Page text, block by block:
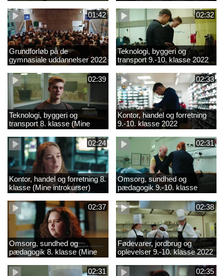
01:42
Grundforløb på de
gymnasiale uddannelser 2022
02:32
Teknologi, byggeri og
transport 9.-10. klasse 2022
02:39
Teknologi, byggeri og
transport 8. klasse (Mine
introkurser) 2022
02:33
Kontor, handel og forretning
9.-10. klasse 2022
02:24
Kontor, handel og forretning 8.
klasse (Mine introkurser)
2022
02:31
Omsorg, sundhed og
pædagogik 9.-10. klasse
2022
02:37
Omsorg, sundhed og
pædagogik 8. klasse (Mine
introkurser) 2022
02:38
Fødevarer, jordbrug og
oplevelser 9.-10. klasse 2022
02:31 02:35